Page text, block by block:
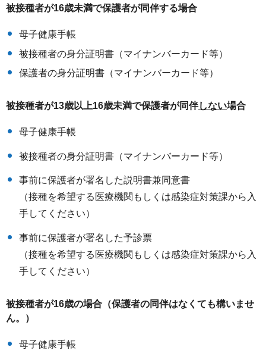
被接種者が16歳未満で保護者が同伴する場合
母子健康手帳
被接種者の身分証明書（マイナンバーカード等）
保護者の身分証明書（マイナンバーカード等）
被接種者が13歳以上16歳未満で保護者が同伴しない場合
母子健康手帳
被接種者の身分証明書（マイナンバーカード等）
事前に保護者が署名した説明書兼同意書
（接種を希望する医療機関もしくは感染症対策課から入
手してください）
事前に保護者が署名した予診票
（接種を希望する医療機関もしくは感染症対策課から入
手してください）
被接種者が16歳の場合（保護者の同伴はなくても構いませ
ん。）
母子健康手帳